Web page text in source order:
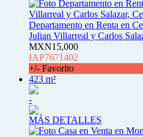
Departamento en Renta en
Julian Villarreal y Carlos
MXN15,000
IAP7671402
+/- Favorito
423 m²
-
MÁS DETALLES